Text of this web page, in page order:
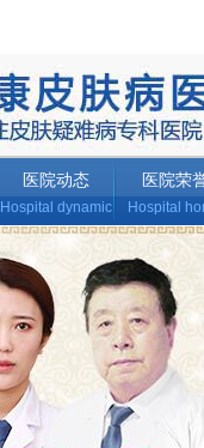
医院动态
Hospital dynamic
医院荣
Hospital